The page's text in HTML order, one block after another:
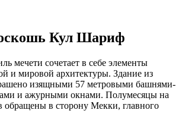
Кул Шариф
мечети сочетает в себе элементы
и мировой архитектуры. Здание из
изящными 57 метровыми башнями-
и ажурными окнами. Полумесяцы на
обращены в сторону Мекки, главного